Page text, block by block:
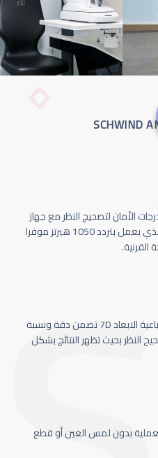
الأمان لتصحيج النظر مع جهاز
Schwind Amaris 1050 الذي يعمل بتردد 1050 هيرتز موفرا
القرنية.
كاميرا تتبع حركة العين سباعية الابعاد 7D تضمن دقة ونسبة
النظر بحيث تظهر النتائج بشكل
بدون لمس العين أو قطع